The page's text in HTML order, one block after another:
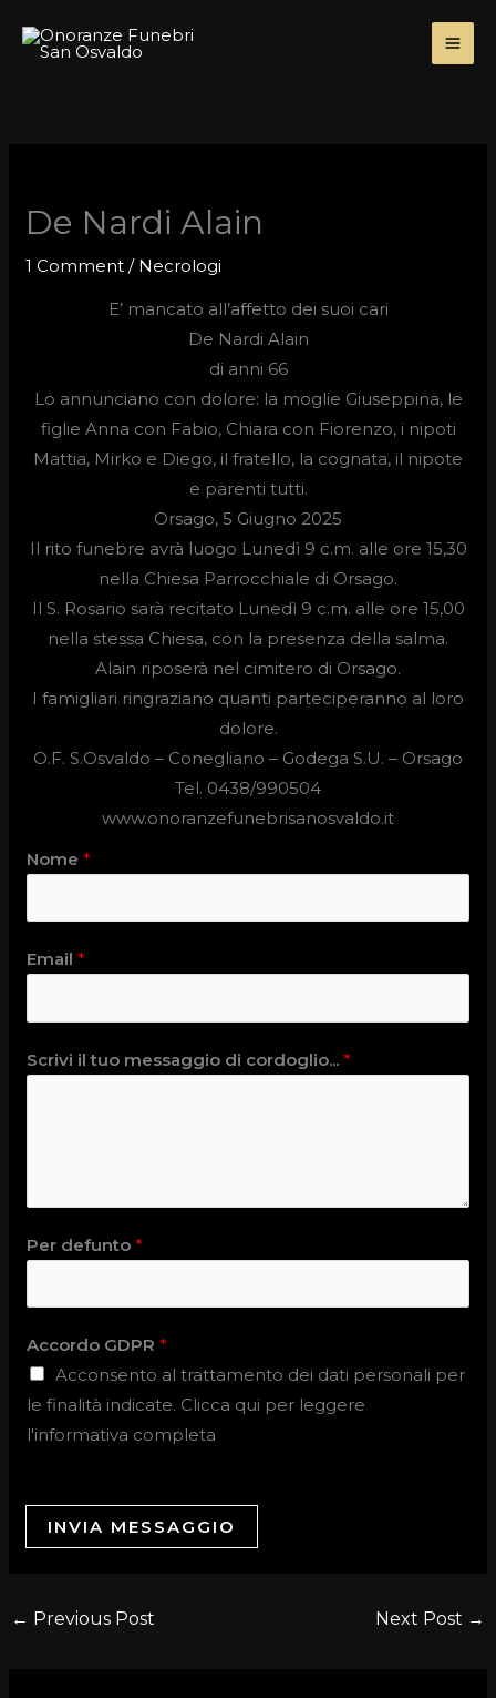
De Nardi Alain
1 Comment / Necrologi
E’ mancato all’affetto dei suoi cari
De Nardi Alain
di anni 66
Lo annunciano con dolore: la moglie Giuseppina, le
figlie Anna con Fabio, Chiara con Fiorenzo, i nipoti
Mattia, Mirko e Diego, il fratello, la cognata, il nipote
e parenti tutti.
Orsago, 5 Giugno 2025
Il rito funebre avrà luogo Lunedì 9 c.m. alle ore 15,30
nella Chiesa Parrocchiale di Orsago.
Il S. Rosario sarà recitato Lunedì 9 c.m. alle ore 15,00
nella stessa Chiesa, con la presenza della salma.
Alain riposerà nel cimitero di Orsago.
I famigliari ringraziano quanti parteciperanno al loro
dolore.
O.F. S.Osvaldo – Conegliano – Godega S.U. – Orsago
Tel. 0438/990504
www.onoranzefunebrisanosvaldo.it
Nome*
Email*
Scrivi il tuo messaggio di cordoglio...*
Per defunto*
Accordo GDPR*
Acconsento al trattamento dei dati personali per
le finalità indicate. Clicca qui per leggere
l'informativa completa
INVIA MESSAGGIO
← Previous Post Next Post →